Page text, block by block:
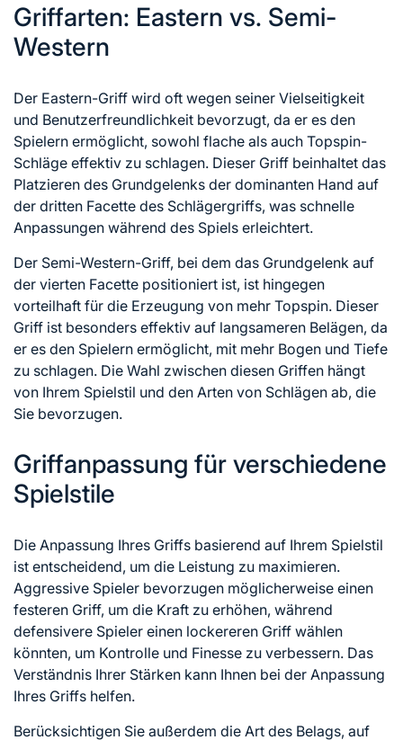
Griffarten: Eastern vs. Semi-
Western
Der Eastern-Griff wird oft wegen seiner Vielseitigkeit
und Benutzerfreundlichkeit bevorzugt, da er es den
Spielern ermöglicht, sowohl flache als auch Topspin-
Schläge effektiv zu schlagen. Dieser Griff beinhaltet das
Platzieren des Grundgelenks der dominanten Hand auf
der dritten Facette des Schlägergriffs, was schnelle
Anpassungen während des Spiels erleichtert.
Der Semi-Western-Griff, bei dem das Grundgelenk auf
der vierten Facette positioniert ist, ist hingegen
vorteilhaft für die Erzeugung von mehr Topspin. Dieser
Griff ist besonders effektiv auf langsameren Belägen, da
er es den Spielern ermöglicht, mit mehr Bogen und Tiefe
zu schlagen. Die Wahl zwischen diesen Griffen hängt
von Ihrem Spielstil und den Arten von Schlägen ab, die
Sie bevorzugen.
Griffanpassung für verschiedene
Spielstile
Die Anpassung Ihres Griffs basierend auf Ihrem Spielstil
ist entscheidend, um die Leistung zu maximieren.
Aggressive Spieler bevorzugen möglicherweise einen
festeren Griff, um die Kraft zu erhöhen, während
defensivere Spieler einen lockereren Griff wählen
könnten, um Kontrolle und Finesse zu verbessern. Das
Verständnis Ihrer Stärken kann Ihnen bei der Anpassung
Ihres Griffs helfen.
Berücksichtigen Sie außerdem die Art des Belags, auf